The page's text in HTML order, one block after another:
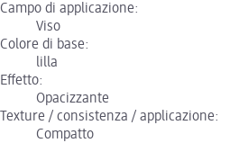
Campo di applicazione:
Viso
Colore di base:
lilla
Effetto:
Opacizzante
Texture / consistenza / applicazione:
Compatto